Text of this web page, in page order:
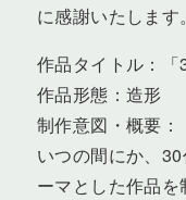
に感謝いたします。
作品タイトル：「
作品形態：造形
制作意図・概要：
いつの間にか、
ーマとした作品を